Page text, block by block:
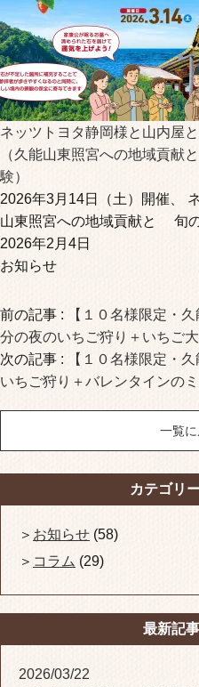
ネッツトヨタ静岡様と山内屋
（久能山東照宮への地域貢献
験）
2026年3月14日（土）開催、
山東照宮への地域貢献と 旬
2026年2月4日
お知らせ
前の記事 :
【１０名様限定・
分の夜のいちご狩り＋いちご
次の記事 :
【１０名様限定・
いちご狩り＋バレンタインの
一覧に
カテゴリ
お知らせ (58)
コラム (29)
最新記事
2026/03/22